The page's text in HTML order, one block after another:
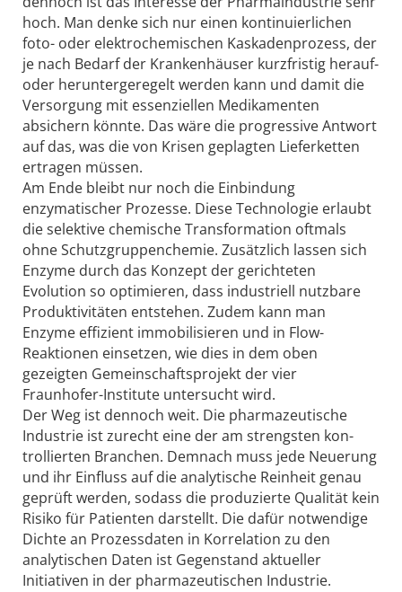
hoch. Man denke sich nur einen kontinuierlichen
foto- oder elektrochemischen Kaskadenprozess, der
je nach Bedarf der Krankenhäuser kurzfristig herauf-
oder heruntergeregelt werden kann und damit die
Versorgung mit essenziellen Medikamenten
absichern könnte. Das wäre die progressive Antwort
auf das, was die von Krisen geplagten Lieferketten
ertragen müssen.
Am Ende bleibt nur noch die Einbindung
enzymatischer Prozesse. Diese Technologie erlaubt
die selektive chemische Transformation oftmals
ohne Schutzgruppenchemie. Zusätzlich lassen sich
Enzyme durch das Konzept der gerichteten
Evolution so optimieren, dass industriell nutzbare
Produktivitäten entstehen. Zudem kann man
Enzyme effizient immobilisieren und in Flow-
Reaktionen einsetzen, wie dies in dem oben
gezeigten Gemeinschaftsprojekt der vier
Fraunhofer-Institute untersucht wird.
Der Weg ist dennoch weit. Die pharmazeutische
Industrie ist zurecht eine der am strengsten kon­
trollierten Branchen. Demnach muss jede Neuerung
und ihr Einfluss auf die analytische Reinheit genau
geprüft werden, sodass die produzierte Qualität kein
Risiko für Patienten darstellt. Die dafür notwendige
Dichte an Prozessdaten in Korrelation zu den
analytischen Daten ist Gegenstand aktueller
Initiativen in der pharmazeutischen Industrie.